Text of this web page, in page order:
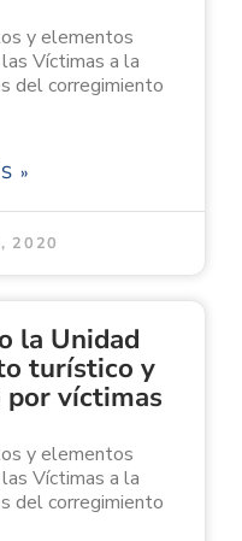
y elementos
Víctimas a la
del corregimiento
»
2020
la Unidad
turístico y
víctimas
y elementos
Víctimas a la
del corregimiento